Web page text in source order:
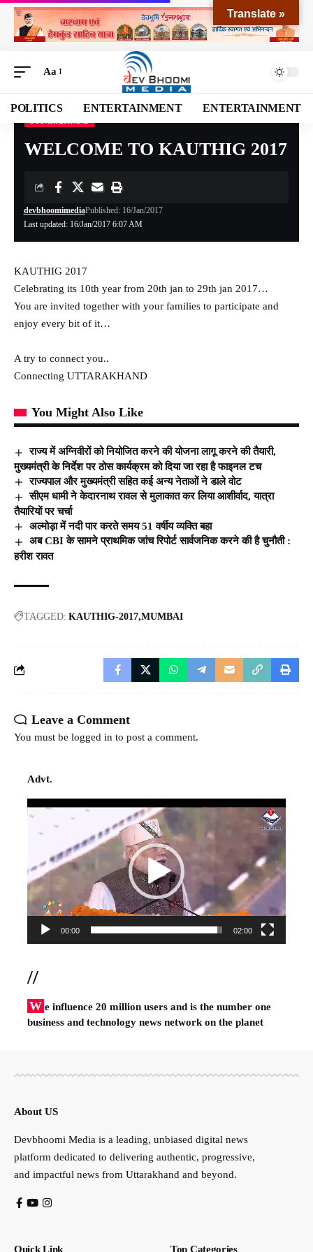
Aa
POLITICS ENTERTAINMENT ENTERTAINMENT
Devbhoomi Media>Blog>NATIONAL > UTTARAKHAND>WELCOME TO KAUTHIG 2017
WELCOME TO KAUTHIG 2017
Last updated: 16/Jan/2017 6:07 AM
devbhoomimediaPublished: 16/Jan/2017
KAUTHIG 2017
Celebrating its 10th year from 20th jan to 29th jan 2017…
You are invited together with your families to participate and
enjoy every bit of it…
A try to connect you..
Connecting UTTARAKHAND
You Might Also Like
राज्य में अग्निवीरों को नियोजित करने की योजना लागू करने की तैयारी,
मुख्यमंत्री के निर्देश पर ठोस कार्यक्रम को दिया जा रहा है फाइनल टच
राज्‍यपाल और मुख्यमंत्री सहित कई अन्य नेताओं ने डाले वोट
सीएम धामी ने केदारनाथ रावल से मुलाकात कर लिया आशीर्वाद, यात्रा
तैयारियों पर चर्चा
अल्मोड़ा में नदी पार करते समय 51 वर्षीय व्यक्ति बहा
अब CBI के सामने प्राथमिक जांच रिपोर्ट सार्वजनिक करने की है चुनौती :
हरीश रावत
TAGGED: KAUTHIG-2017 MUMBAI
Leave a Comment
You must be logged in to post a comment.
Advt.
Video
00:00 02:00
//
W e influence 20 million users and is the number one
business and technology news network on the planet
About US
Devbhoomi Media is a leading, unbiased digital news
platform dedicated to delivering authentic, progressive,
and impactful news from Uttarakhand and beyond.
Quick Link Top Categories
Translate »